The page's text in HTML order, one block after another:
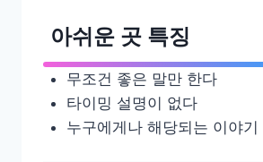
아쉬운 곳 특징
무조건 좋은 말만 한다
타이밍 설명이 없다
누구에게나 해당되는 이야기